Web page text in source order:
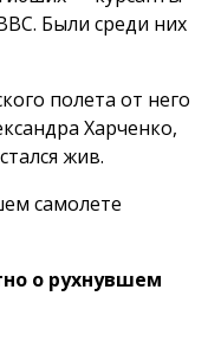
Были среди них
полета от него
Харченко,
жив.
самолете
о рухнувшем